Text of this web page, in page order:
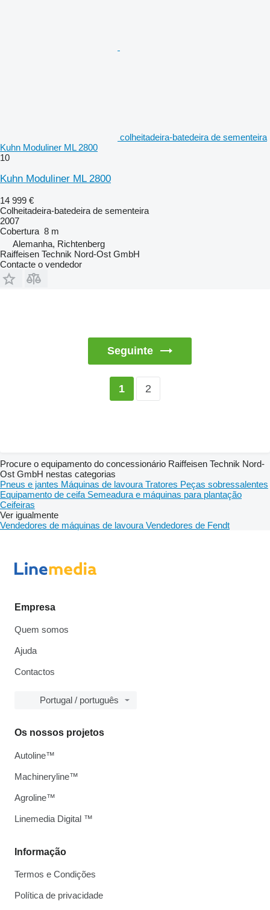
colheitadeira-batedeira de sementeira
Kuhn Moduliner ML 2800
10
Kuhn Moduliner ML 2800
14 999 €
Colheitadeira-batedeira de sementeira
2007
Cobertura 8 m
Alemanha, Richtenberg
Raiffeisen Technik Nord-Ost GmbH
Contacte o vendedor
Seguinte
1 2
Procure o equipamento do concessionário Raiffeisen Technik Nord-
Ost GmbH nestas categorias
Pneus e jantes Máquinas de lavoura Tratores Peças sobressalentes
Equipamento de ceifa Semeadura e máquinas para plantação
Ceifeiras
Ver igualmente
Vendedores de máquinas de lavoura Vendedores de Fendt
Empresa
Quem somos
Ajuda
Contactos
Portugal / português
Informação
Termos e Condições
Política de privacidade
Os nossos projetos
Autoline™
Machineryline™
Agroline™
Linemedia Digital ™